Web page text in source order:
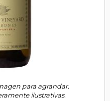
para agrandar.
ilustrativas.